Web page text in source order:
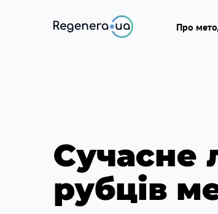
Про
Сучасне
рубців